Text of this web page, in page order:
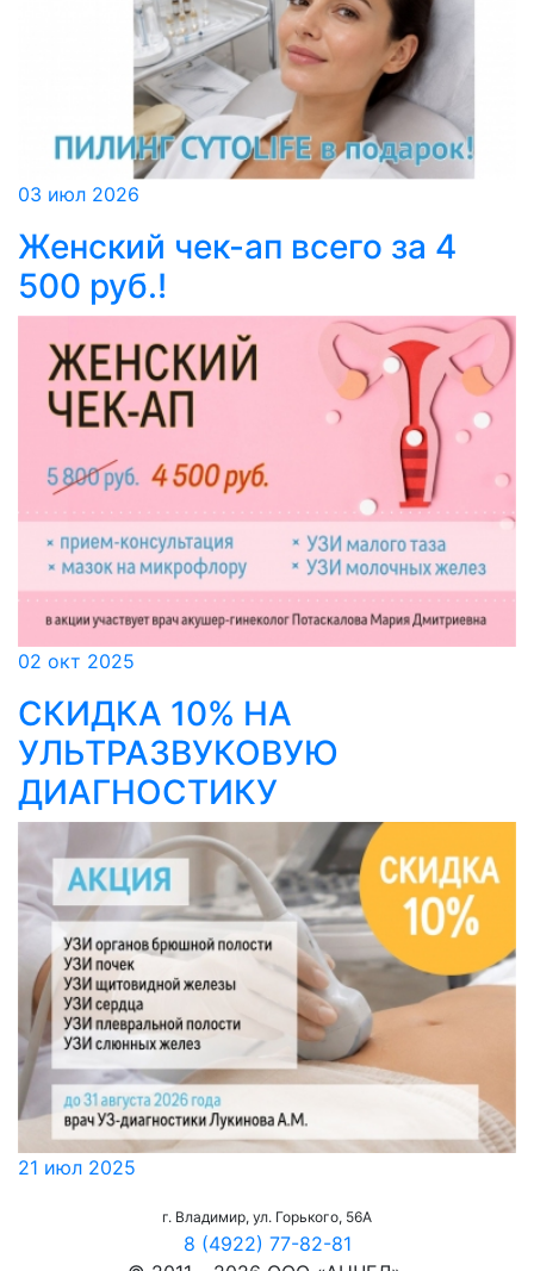
03 июл 2026
Женский чек-ап всего за 4
500 руб.!
02 окт 2025
СКИДКА 10% НА
УЛЬТРАЗВУКОВУЮ
ДИАГНОСТИКУ
21 июл 2025
г. Владимир, ул. Горького, 56А
8 (4922) 77-82-81